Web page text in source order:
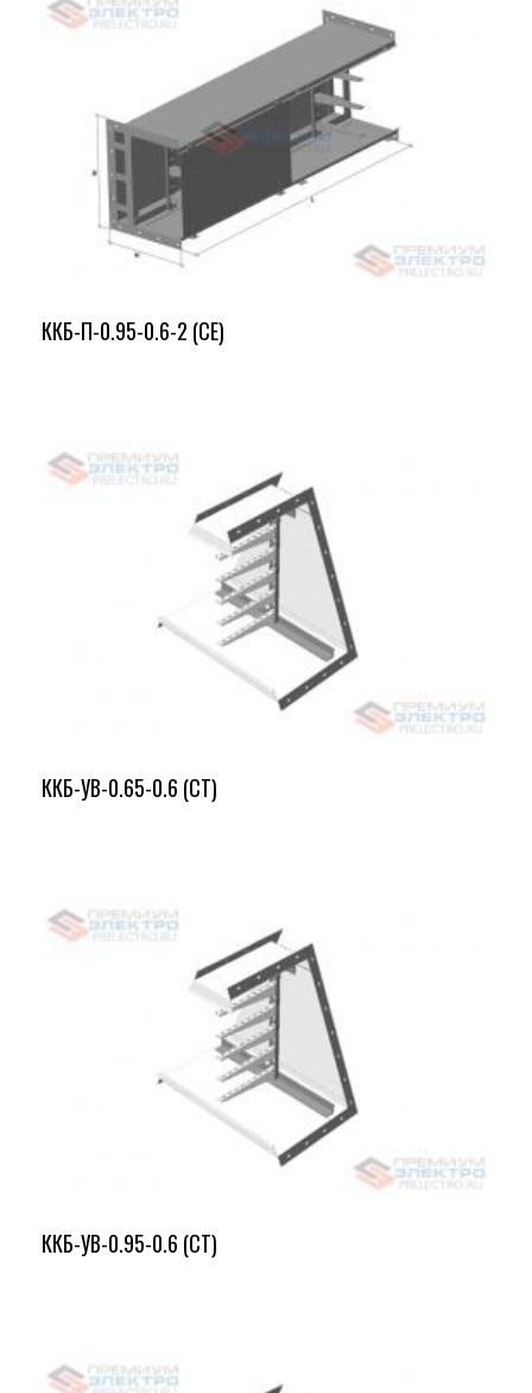
ККБ-П-0.95-0.6-2 (СЕ)
ККБ-УВ-0.65-0.6 (СТ)
ККБ-УВ-0.95-0.6 (СТ)